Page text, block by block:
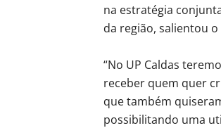
na estratégia
da região, salientou o
“No UP Caldas
receber quem quer
que também
possibilitando uma